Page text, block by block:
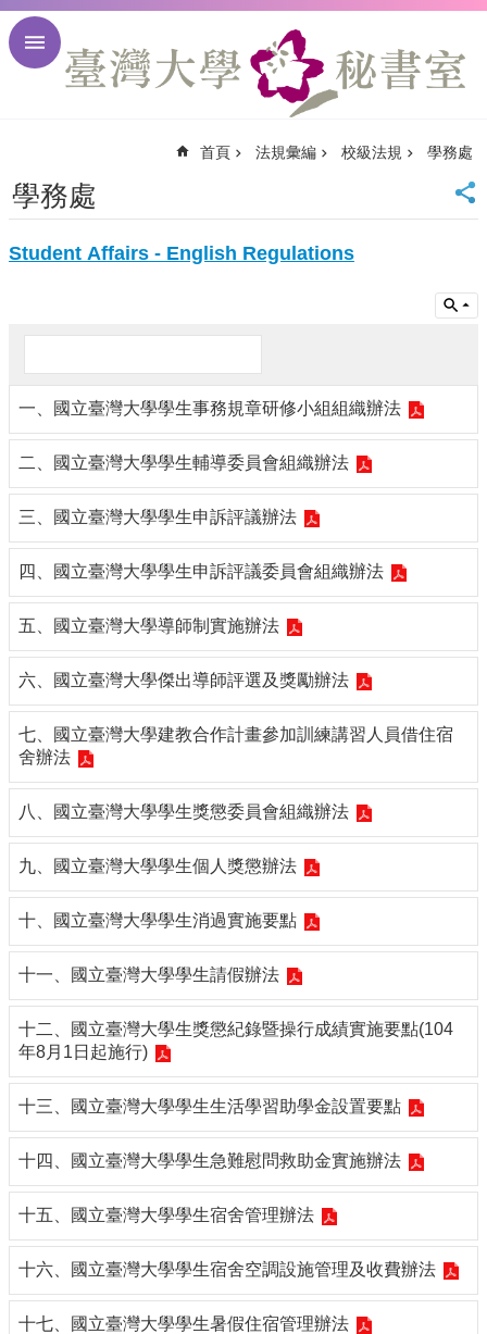
跳到主要內容區塊
首
頁
大
臺
校
English
覽
常
見
問
於
秘
書
室
務
團
隊
規
彙
編
政
會
議
會
議
發
展
規
首頁 法規彙編 校級法規 學務處
學務處
Student Affairs - English Regulations
一、國立臺灣大學學生事務規章研修小組組織辦法
二、國立臺灣大學學生輔導委員會組織辦法
三、國立臺灣大學學生申訴評議辦法
四、國立臺灣大學學生申訴評議委員會組織辦法
五、國立臺灣大學導師制實施辦法
六、國立臺灣大學傑出導師評選及獎勵辦法
七、國立臺灣大學建教合作計畫參加訓練講習人員借住宿
舍辦法
八、國立臺灣大學學生獎懲委員會組織辦法
九、國立臺灣大學學生個人獎懲辦法
十、國立臺灣大學學生消過實施要點
十一、國立臺灣大學學生請假辦法
十二、國立臺灣大學生獎懲紀錄暨操行成績實施要點(104
年8月1日起施行)
十三、國立臺灣大學學生生活學習助學金設置要點
十四、國立臺灣大學學生急難慰問救助金實施辦法
十五、國立臺灣大學學生宿舍管理辦法
十六、國立臺灣大學學生宿舍空調設施管理及收費辦法
十七、國立臺灣大學學生暑假住宿管理辦法